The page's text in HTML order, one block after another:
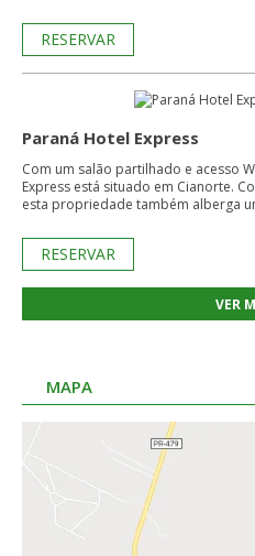
RESERVAR
Paraná Hotel Express
Com um salão partilhado e acesso
Express está situado em Cianorte.
esta propriedade também alberga
RESERVAR
VER
MAPA